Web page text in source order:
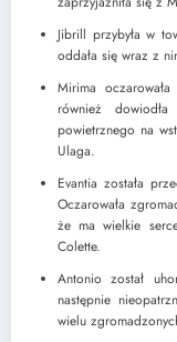
Jibrill przybyła w
oddała się wraz z
Mirima
również
powietrznego na
Ulaga.
Evantia została
Oczarowała
że ma wielkie
Colette.
Antonio został
następnie
wielu